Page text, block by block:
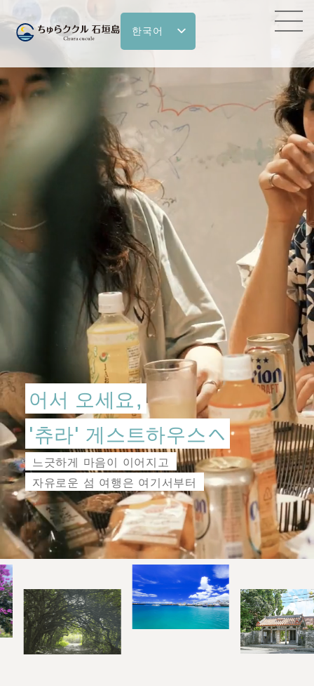
한국어
日本語
English
繁體中文
简体中文
어서 오세요,
'츄라' 게스트하우스へ
느긋하게 마음이 이어지고
자유로운 섬 여행은 여기서부터